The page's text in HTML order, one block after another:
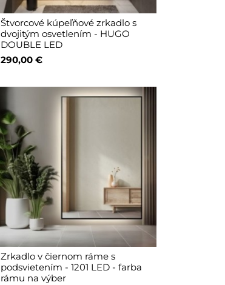
Štvorcové kúpeľňové zrkadlo s
dvojitým osvetlením - HUGO
DOUBLE LED
290,00 €
Zrkadlo v čiernom ráme s
podsvietením - 1201 LED - farba
rámu na výber